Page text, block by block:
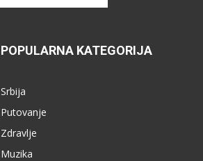
POPULARNA KATEGORIJA
Srbija
Putovanje
Zdravlje
Muzika